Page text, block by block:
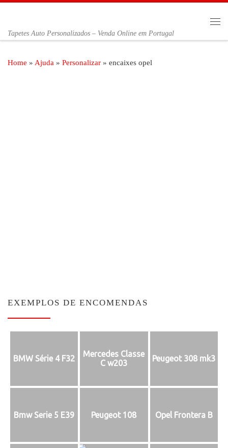
Tapetes Auto Personalizados – Venda Online em Portugal
Home » Ajuda » Personalizar » encaixes opel
EXEMPLOS DE ENCOMENDAS
BMW Série 4 F32
Mercedes Classe
C w203
Peugeot 308 mk3
Bmw Serie 5 E39 Peugeot 108 Opel Frontera B